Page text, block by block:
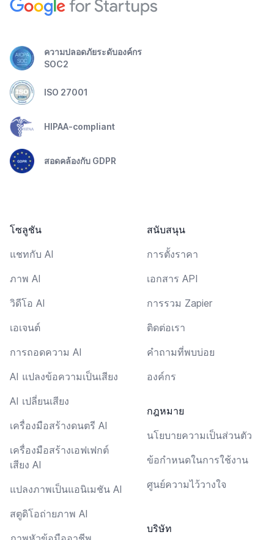
ความปลอดภัยระดับองค์กร
SOC2
ISO 27001
HIPAA-compliant
สอดคล้องกับ GDPR
โซลูชัน
แชทกับ AI
ภาพ AI
วิดีโอ AI
เอเจนต์
การถอดความ AI
AI แปลงข้อความเป็นเสียง
AI เปลี่ยนเสียง
เครื่องมือสร้างดนตรี AI
เครื่องมือสร้างเอฟเฟกต์
เสียง AI
แปลงภาพเป็นแอนิเมชัน AI
สตูดิโอถ่ายภาพ AI
สนับสนุน
การตั้งราคา
เอกสาร API
การรวม Zapier
ติดต่อเรา
คำถามที่พบบ่อย
องค์กร
กฎหมาย
นโยบายความเป็นส่วนตัว
ข้อกำหนดในการใช้งาน
ศูนย์ความไว้วางใจ
บริษัท